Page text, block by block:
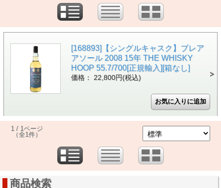
[168893]【シングルキャスク】ブレア
アソール 2008 15年 THE WHISKY
HOOP 55.7/700[正規輸入][箱なし]
価格： 22,800円(税込)
1 / 1ページ
（全1件）
商品検索